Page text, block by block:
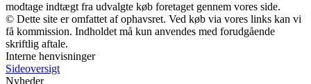
modtage indtægt fra udvalgte køb foretaget gennem vores side.
© Dette site er omfattet af ophavsret. Ved køb via vores links kan vi
få kommission. Indholdet må kun anvendes med forudgående
skriftlig aftale.
Interne henvisninger
Sideoversigt
Nyheder